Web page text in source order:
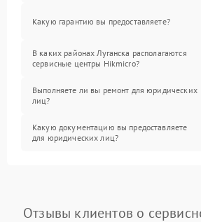
Какую гарантию вы предоставляете?
В каких районах Луганска располагаются
сервисные центры Hikmicro?
Выполняете ли вы ремонт для юридических
лиц?
Какую документацию вы предоставляете
для юридических лиц?
Отзывы клиентов о